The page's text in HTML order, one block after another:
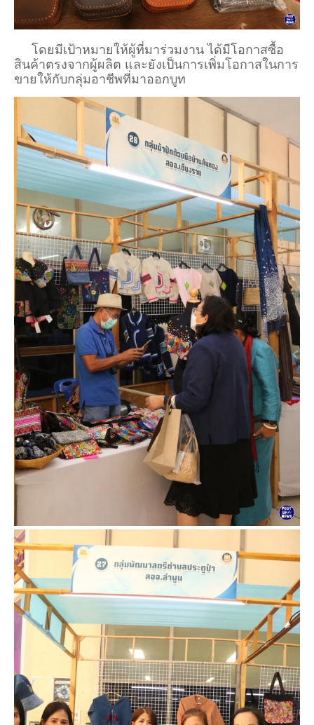
โดยมีเป้าหมายให้ผู้ที่มาร่วมงาน ได้มีโอกาสซื้อ
สินค้าตรงจากผู้ผลิต และยังเป็นการเพิ่มโอกาสในการ
ขายให้กับกลุ่มอาชีพที่มาออกบูท